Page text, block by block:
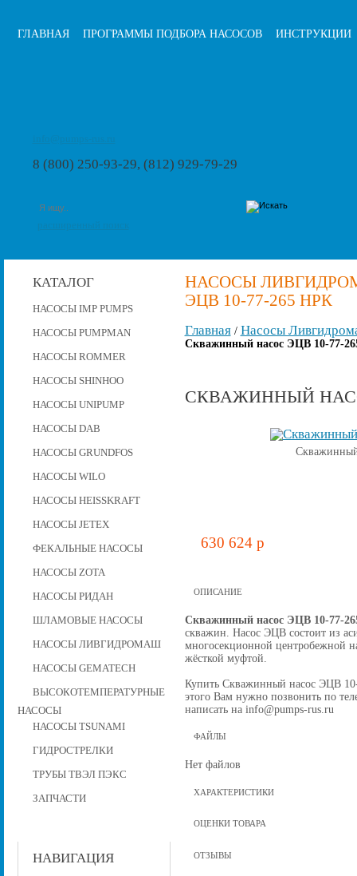
ГЛАВНАЯ ПРОГРАММЫ ПОДБОРА НАСОСОВ ИНСТРУКЦИИ
8 (800) 250-93-29, (812) 929-79-29
КАТАЛОГ
НАСОСЫ IMP PUMPS
НАСОСЫ PUMPMAN
НАСОСЫ ROMMER
НАСОСЫ SHINHOO
НАСОСЫ UNIPUMP
НАСОСЫ DAB
НАСОСЫ GRUNDFOS
НАСОСЫ WILO
НАСОСЫ HEISSKRAFT
НАСОСЫ JETEX
ФЕКАЛЬНЫЕ НАСОСЫ
НАСОСЫ ZOTA
НАСОСЫ РИДАН
ШЛАМОВЫЕ НАСОСЫ
НАСОСЫ ЛИВГИДРОМАШ
НАСОСЫ GEMATECH
ВЫСОКОТЕМПЕРАТУРНЫЕ
НАСОСЫ
НАСОСЫ TSUNAMI
ГИДРОСТРЕЛКИ
ТРУБЫ ТВЭЛ ПЭКС
ЗАПЧАСТИ
НАВИГАЦИЯ
НАСОСЫ
ЭЦВ 10-77-265 НРК
Главная/ Насосы
Скважинный насос ЭЦВ 10-77-
СКВАЖИННЫЙ
630 624 p
ОПИСАНИЕ
Скважинный насос ЭЦВ 10-77-
скважин. Насос ЭЦВ состоит из
многосекционной центробежной
жёсткой муфтой.
Купить Скважинный насос ЭЦВ
этого Вам нужно позвонить по
написать на info@pumps-rus.ru
ФАЙЛЫ
Нет файлов
ХАРАКТЕРИСТИКИ
ОЦЕНКИ ТОВАРА
ОТЗЫВЫ